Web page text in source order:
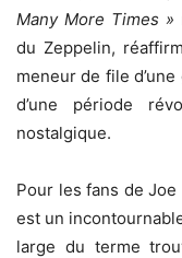
Many More Times »
du Zeppelin,
meneur de file
d’une période
nostalgique.
Pour les fans de Joe
est un
large du terme